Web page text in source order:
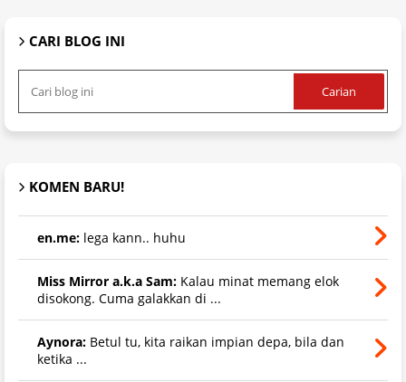
CARI BLOG INI
KOMEN BARU!
en.me: lega kann.. huhu
Miss Mirror a.k.a Sam: Kalau minat memang elok
disokong. Cuma galakkan di ...
Aynora: Betul tu, kita raikan impian depa, bila dan
ketika ...